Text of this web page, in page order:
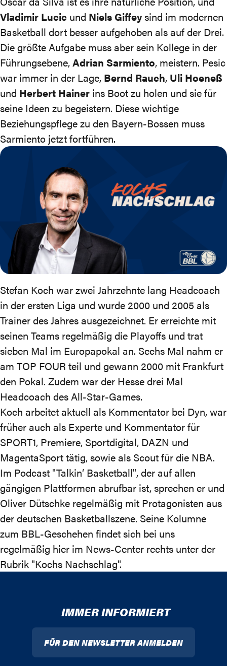
Vladimir Lucic und Niels Giffeysind im modernen
Basketball dort besser aufgehoben als auf der Drei.
Die größte Aufgabe muss aber sein Kollege in der
Führungsebene,Adrian Sarmiento, meistern. Pesic
war immer in der Lage, Bernd Rauch, Uli Hoeneß
und Herbert Hainer ins Boot zu holen und sie für
seine Ideen zu begeistern. Diese wichtige
Beziehungspflege zu den Bayern-Bossen muss
Sarmiento jetzt fortführen.
Stefan Koch war zwei Jahrzehnte lang Headcoach
in der ersten Liga und wurde 2000 und 2005 als
Trainer des Jahres ausgezeichnet. Er erreichte mit
seinen Teams regelmäßig die Playoffs und trat
sieben Mal im Europapokal an. Sechs Mal nahm er
am TOP FOUR teil und gewann 2000 mit Frankfurt
den Pokal. Zudem war der Hesse drei Mal
Headcoach des All-Star-Games.
Koch arbeitet aktuell als Kommentator bei Dyn, war
früher auch als Experte und Kommentator für
SPORT1, Premiere, Sportdigital, DAZN und
MagentaSport tätig, sowie als Scout für die NBA.
Im Podcast "Talkin‘ Basketball", der auf allen
gängigen Plattformen abrufbar ist, sprechen er und
Oliver Dütschke regelmäßig mit Protagonisten aus
der deutschen Basketballszene. Seine Kolumne
zum BBL-Geschehen findet sich bei uns
regelmäßig hier im News-Center rechts unter der
Rubrik "Kochs Nachschlag".
IMMER INFORMIERT
FÜR DEN NEWSLETTER ANMELDEN